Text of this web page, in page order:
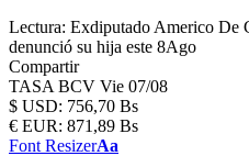
Lectura: Exdiputado Americo De
denunció su hija este 8Ago
Compartir
TASA BCV Vie 07/08
$ USD: 756,70 Bs
€ EUR: 871,89 Bs
Font ResizerAa